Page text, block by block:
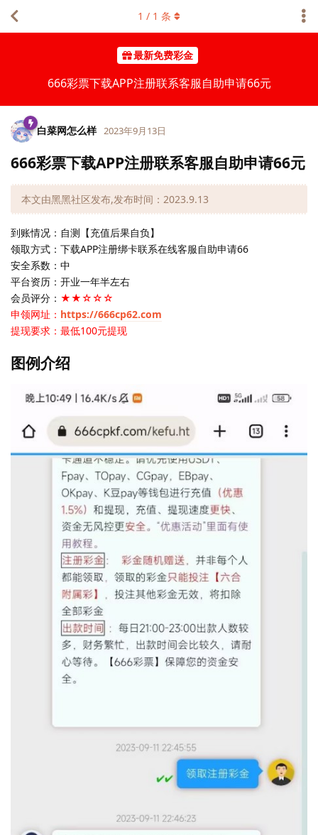
最新免费彩金
666彩票下载APP注册联系客服自助申请66元
1 / 1 条
白菜网怎么样 2023年9月13日
666彩票下载APP注册联系客服自助申请66元
本文由黑黑社区发布,发布时间：2023.9.13
到账情况：自测【充值后果自负】
领取方式：下载APP注册绑卡联系在线客服自助申请66
安全系数：中
平台资历：开业一年半左右
会员评分： ★★☆☆☆
申领网址： https://666cp62.com
提现要求：最低100元提现
图例介绍